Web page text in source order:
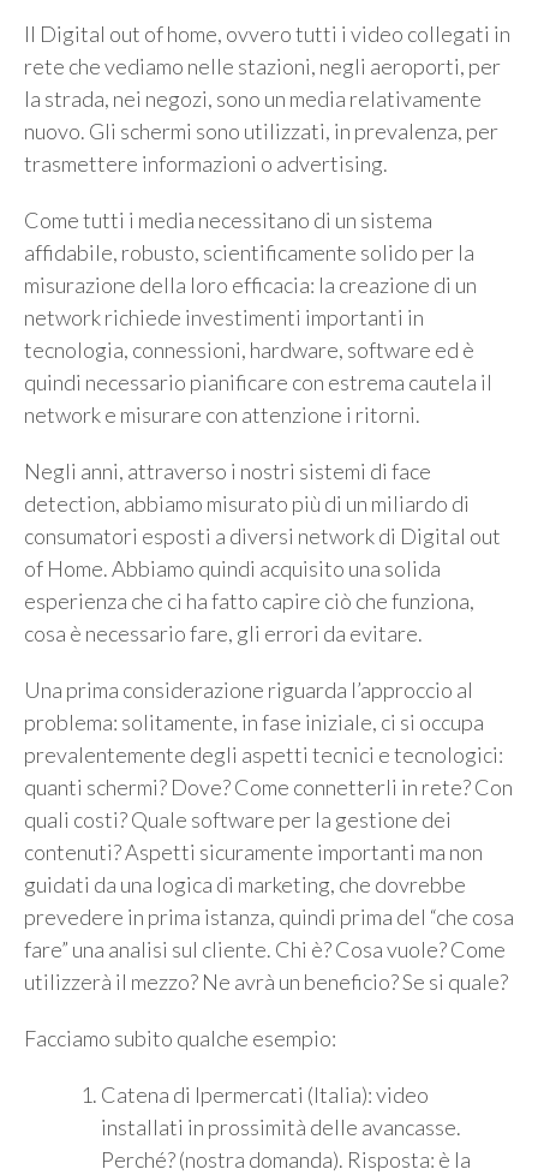
Il Digital out of home, ovvero tutti i video collegati in
rete che vediamo nelle stazioni, negli aeroporti, per
la strada, nei negozi, sono un media relativamente
nuovo. Gli schermi sono utilizzati, in prevalenza, per
trasmettere informazioni o advertising.
Come tutti i media necessitano di un sistema
affidabile, robusto, scientificamente solido per la
misurazione della loro efficacia: la creazione di un
network richiede investimenti importanti in
tecnologia, connessioni, hardware, software ed è
quindi necessario pianificare con estrema cautela il
network e misurare con attenzione i ritorni.
Negli anni, attraverso i nostri sistemi di face
detection, abbiamo misurato più di un miliardo di
consumatori esposti a diversi network di Digital out
of Home. Abbiamo quindi acquisito una solida
esperienza che ci ha fatto capire ciò che funziona,
cosa è necessario fare, gli errori da evitare.
Una prima considerazione riguarda l’approccio al
problema: solitamente, in fase iniziale, ci si occupa
prevalentemente degli aspetti tecnici e tecnologici:
quanti schermi? Dove? Come connetterli in rete? Con
quali costi? Quale software per la gestione dei
contenuti? Aspetti sicuramente importanti ma non
guidati da una logica di marketing, che dovrebbe
prevedere in prima istanza, quindi prima del “che cosa
fare” una analisi sul cliente. Chi è? Cosa vuole? Come
utilizzerà il mezzo? Ne avrà un beneficio? Se si quale?
Facciamo subito qualche esempio:
Catena di Ipermercati (Italia): video
installati in prossimità delle avancasse.
Perché? (nostra domanda). Risposta: è la